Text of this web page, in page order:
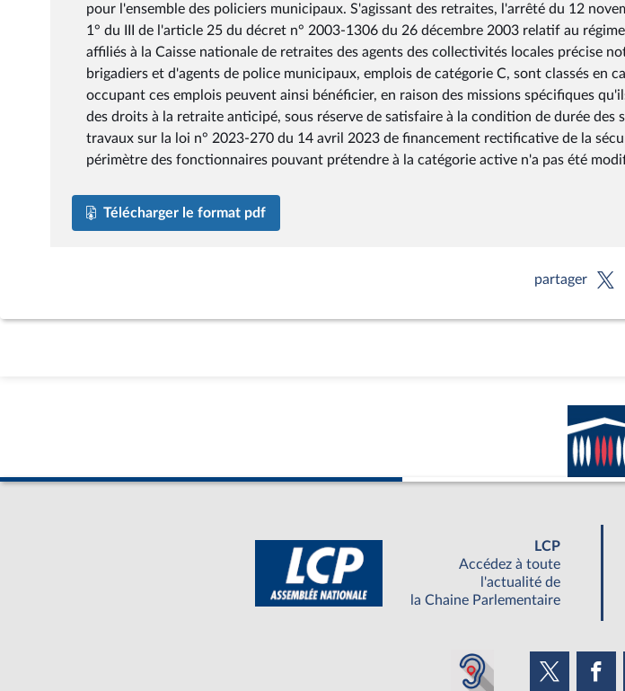
pour l'ensemble des policiers municipaux. S'agissant des retraites, l'arrêté du 12
1° du III de l'article 25 du décret n° 2003-1306 du 26 décembre 2003 relatif au
affiliés à la Caisse nationale de retraites des agents des collectivités locales précise
brigadiers et d'agents de police municipaux, emplois de catégorie C, sont classés en
occupant ces emplois peuvent ainsi bénéficier, en raison des missions spécifiques
des droits à la retraite anticipé, sous réserve de satisfaire à la condition de durée des
travaux sur la loi n° 2023-270 du 14 avril 2023 de financement rectificative de la
périmètre des fonctionnaires pouvant prétendre à la catégorie active n'a pas été
Télécharger le format pdf
partager
LCP
Accédez à toute
l'actualité de
la Chaine Parlementaire